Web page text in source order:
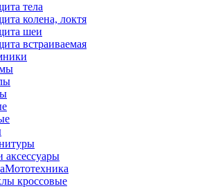
тела
колена, локтя
шеи
встраиваемая
аксессуары
Мототехника
кроссовые